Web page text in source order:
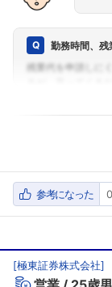
勤務時間、残
参考になった 0
[極東証券株式会社]